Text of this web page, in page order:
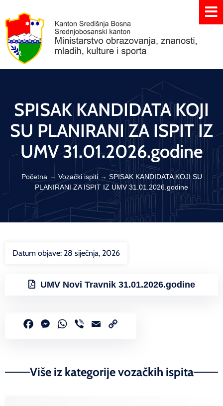
SPISAK KANDIDATA KOJI
SU PLANIRANI ZA ISPIT IZ
UMV 31.01.2026.godine
Početna → Vozački ispiti→ SPISAK KANDIDATA KOJI SU
PLANIRANI ZA ISPIT IZ UMV 31.01.2026.godine
Datum objave: 28 siječnja, 2026
UMV Novi Travnik 31.01.2026.godine
FacebookMessenger
WhatsApp
Viber Email
Više iz kategorije vozačkih ispita